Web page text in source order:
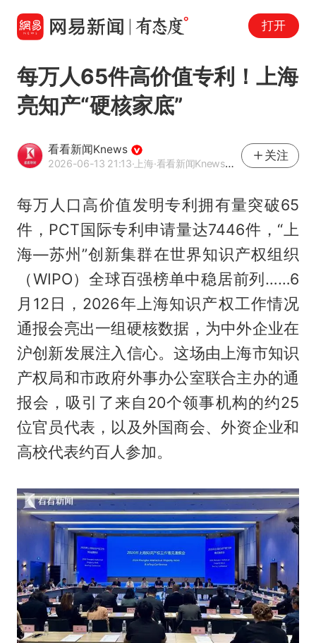
打开
每万人65件高价值专利！上海
亮知产“硬核家底”
看看新闻Knews
2026-06-13 21:13·上海·看看新闻Knews官方网易号
关注
每万人口高价值发明专利拥有量突破65
件，PCT国际专利申请量达7446件，“上
海—苏州”创新集群在世界知识产权组织
（WIPO）全球百强榜单中稳居前列……6
月12日，2026年上海知识产权工作情况
通报会亮出一组硬核数据，为中外企业在
沪创新发展注入信心。这场由上海市知识
产权局和市政府外事办公室联合主办的通
报会，吸引了来自20个领事机构的约25
位官员代表，以及外国商会、外资企业和
高校代表约百人参加。